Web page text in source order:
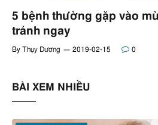
5 bệnh thường gặp vào
tránh ngay
By Thụy Dương 2019-02-15 0
BÀI XEM NHIỀU